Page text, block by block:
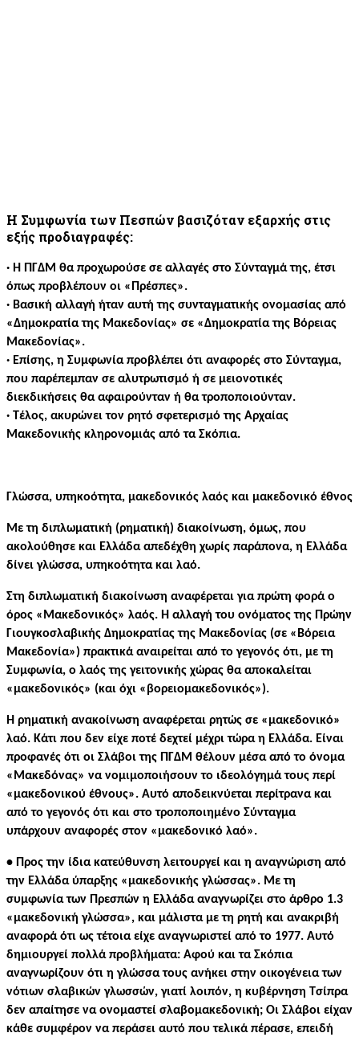
Η Συμφωνία των Πεσπών βασιζόταν εξαρχής στις
εξής προδιαγραφές:
· Η ΠΓΔΜ θα προχωρούσε σε αλλαγές στο Σύνταγμά της, έτσι
όπως προβλέπουν οι «Πρέσπες».
· Βασική αλλαγή ήταν αυτή της συνταγματικής ονομασίας από
«Δημοκρατία της Μακεδονίας» σε «Δημοκρατία της Βόρειας
Μακεδονίας».
· Επίσης, η Συμφωνία προβλέπει ότι αναφορές στο Σύνταγμα,
που παρέπεμπαν σε αλυτρωτισμό ή σε μειονοτικές
διεκδικήσεις θα αφαιρούνταν ή θα τροποποιούνταν.
· Τέλος, ακυρώνει τον ρητό σφετερισμό της Αρχαίας
Μακεδονικής κληρονομιάς από τα Σκόπια.
Γλώσσα, υπηκοότητα, μακεδονικός λαός και μακεδονικό έθνος
Με τη διπλωματική (ρηματική) διακοίνωση, όμως, που
ακολούθησε και Ελλάδα απεδέχθη χωρίς παράπονα, η Ελλάδα
δίνει γλώσσα, υπηκοότητα και λαό.
Στη διπλωματική διακοίνωση αναφέρεται για πρώτη φορά ο
όρος «Μακεδονικός» λαός. Η αλλαγή του ονόματος της Πρώην
Γιουγκοσλαβικής Δημοκρατίας της Μακεδονίας (σε «Βόρεια
Μακεδονία») πρακτικά αναιρείται από το γεγονός ότι, με τη
Συμφωνία, ο λαός της γειτονικής χώρας θα αποκαλείται
«μακεδονικός» (και όχι «βορειομακεδονικός»).
Η ρηματική ανακοίνωση αναφέρεται ρητώς σε «μακεδονικό»
λαό. Κάτι που δεν είχε ποτέ δεχτεί μέχρι τώρα η Ελλάδα. Είναι
προφανές ότι οι Σλάβοι της ΠΓΔΜ θέλουν μέσα από το όνομα
«Μακεδόνας» να νομιμοποιήσουν το ιδεολόγημά τους περί
«μακεδονικού έθνους». Αυτό αποδεικνύεται περίτρανα και
από το γεγονός ότι και στο τροποποιημένο Σύνταγμα
υπάρχουν αναφορές στον «μακεδονικό λαό».
• Προς την ίδια κατεύθυνση λειτουργεί και η αναγνώριση από
την Ελλάδα ύπαρξης «μακεδονικής γλώσσας». Με τη
συμφωνία των Πρεσπών η Ελλάδα αναγνωρίζει στο άρθρο 1.3
«μακεδονική γλώσσα», και μάλιστα με τη ρητή και ανακριβή
αναφορά ότι ως τέτοια είχε αναγνωριστεί από το 1977. Αυτό
δημιουργεί πολλά προβλήματα: Αφού και τα Σκόπια
αναγνωρίζουν ότι η γλώσσα τους ανήκει στην οικογένεια των
νότιων σλαβικών γλωσσών, γιατί λοιπόν, η κυβέρνηση Τσίπρα
δεν απαίτησε να ονομαστεί σλαβομακεδονική; Οι Σλάβοι είχαν
κάθε συμφέρον να περάσει αυτό που τελικά πέρασε, επειδή